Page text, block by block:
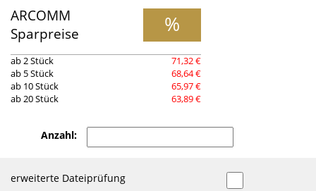
ARCOMM
Sparpreise
%
ab 2 Stück
71,32 €
ab 5 Stück
68,64 €
ab 10 Stück
65,97 €
ab 20 Stück
63,89 €
Anzahl:
erweiterte Dateiprüfung